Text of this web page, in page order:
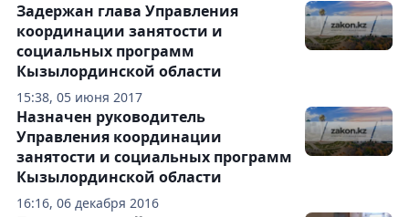
15:38, 05 июня 2017
Задержан глава Управления
координации занятости и
социальных программ
Кызылординской области
16:16, 06 декабря 2016
Назначен руководитель
Управления координации
занятости и социальных программ
Кызылординской области